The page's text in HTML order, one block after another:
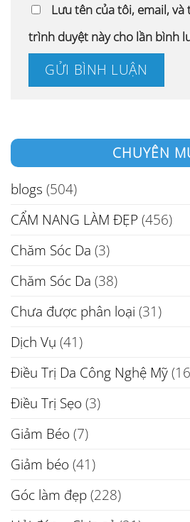
Lưu tên của tôi, email,
trình duyệt này cho lần bình
CHUYÊN
blogs (504)
CẨM NANG LÀM ĐẸP (456)
Chăm Sóc Da (3)
Chăm Sóc Da (38)
Chưa được phân loại (31)
Dịch Vụ (41)
Điều Trị Da Công Nghệ Mỹ
Điều Trị Sẹo (3)
Giảm Béo (7)
Giảm béo (41)
Góc làm đẹp(228)